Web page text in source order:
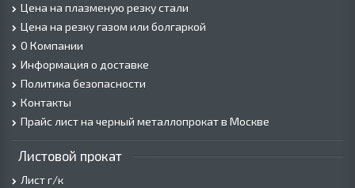
Цена на плазменую резку стали
Цена на резку газом или болгаркой
О Компании
Информация о доставке
Политика безопасности
Контакты
Прайс лист на черный металлопрокат в Москве
Листовой прокат
Лист г/к